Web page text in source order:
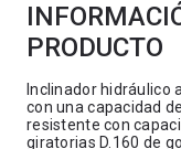
PRODUCTO
Inclinador hidráulico
con una capacidad
resistente con
giratorias D.160 de